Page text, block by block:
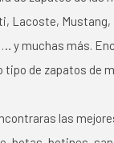
Lacoste, Mustang,
y muchas más.
tipo de zapatos de
las